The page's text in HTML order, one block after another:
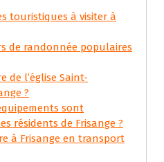
touristiques à visiter à
de randonnée populaires
de l’église Saint-
?
sont
résidents de Frisange ?
à Frisange en transport